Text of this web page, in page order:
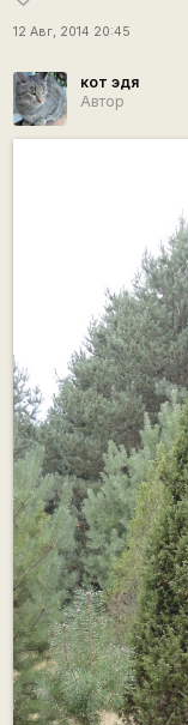
12 Авг, 2014 20:45
кот эдя
Автор